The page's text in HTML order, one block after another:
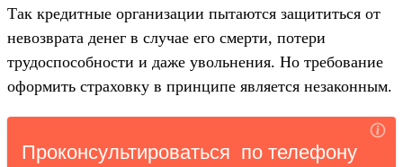
Так кредитные организации пытаются защититься от
невозврата денег в случае его смерти, потери
трудоспособности и даже увольнения. Но требование
оформить страховку в принципе является незаконным.